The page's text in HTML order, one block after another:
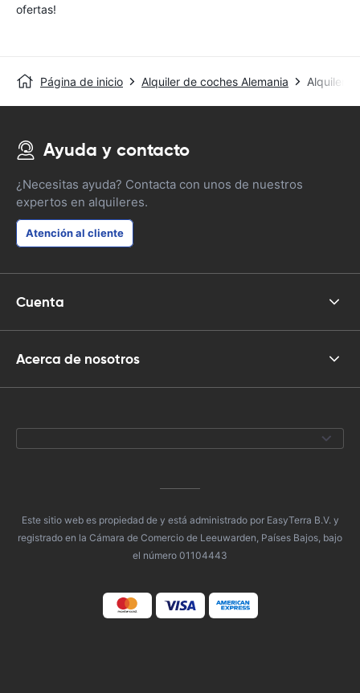
ofertas!
Página de inicio Alquiler de coches Alemania Alquiler
Ayuda y contacto
¿Necesitas ayuda? Contacta con unos de nuestros
expertos en alquileres.
Atención al cliente
Cuenta
Acerca de nosotros
Este sitio web es propiedad de y está administrado por EasyTerra B.V. y
registrado en la Cámara de Comercio de Leeuwarden, Países Bajos, bajo
el número 01104443